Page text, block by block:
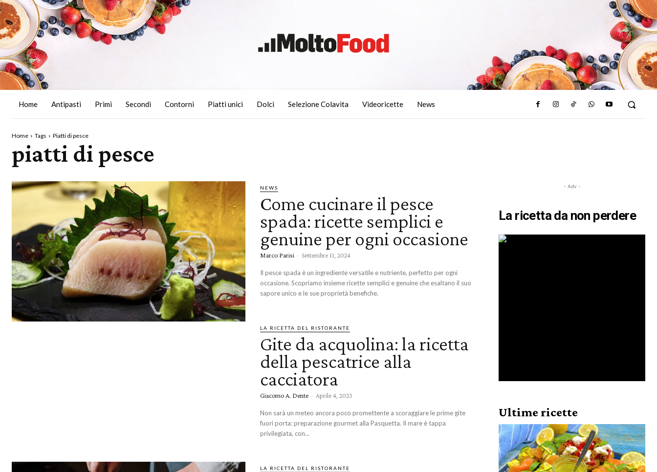
Home Antipasti Primi Secondi Contorni Piatti unici Dolci Selezione Colavita Videoricette News
Home Tags Piatti di pesce
piatti di pesce
NEWS
Come cucinare il pesce
spada: ricette semplici e
genuine per ogni occasione
Marco Parisi - Settembre 11, 2024
Il pesce spada è un ingrediente versatile e nutriente, perfetto per ogni
occasione. Scopriamo insieme ricette semplici e genuine che esaltano il suo
sapore unico e le sue proprietà benefiche.
LA RICETTA DEL RISTORANTE
Gite da acquolina: la ricetta
della pescatrice alla
cacciatora
Giacomo A. Dente - Aprile 4, 2023
Non sarà un meteo ancora poco promettente a scoraggiare le prime gite
fuori porta: preparazione gourmet alla Pasquetta. Il mare è tappa
privilegiata, con...
LA RICETTA DEL RISTORANTE
- Adv -
La ricetta da non perdere
Ultime ricette